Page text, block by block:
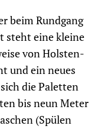
beim Rundgang
steht eine kleine
von Holsten-
und ein neues
die Paletten
bis neun Meter
(Spülen